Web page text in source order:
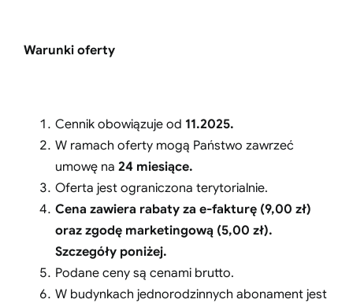
Warunki oferty
Cennik obowiązuje od 11.2025.
W ramach oferty mogą Państwo zawrzeć
umowę na 24 miesiące.
Oferta jest ograniczona terytorialnie.
Cena zawiera rabaty za e-fakturę (9,00 zł)
oraz zgodę marketingową (5,00 zł).
Szczegóły poniżej.
Podane ceny są cenami brutto.
W budynkach jednorodzinnych abonament jest